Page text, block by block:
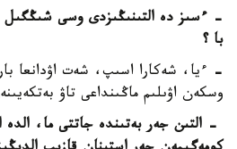
- ءسىز دە التىنىڭىزدى وسى شىڭگىل
با ؟
- ءيا، شەكارا اسىپ، شەت اۋدانعا
وسكەن اۋىلىم ماڭىنداعى تاۋ
- التىن جەر بەتىندە جاتتى ما، الدە